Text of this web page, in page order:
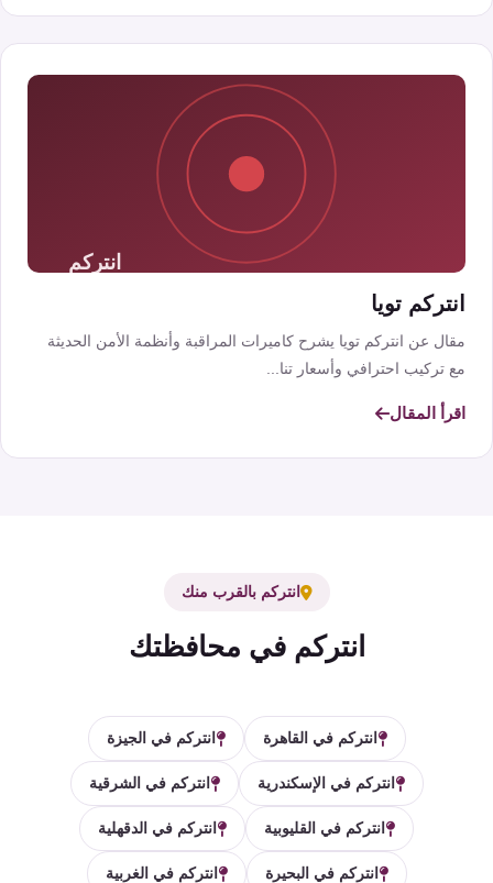
انتركم تويا
مقال عن انتركم تويا يشرح كاميرات المراقبة وأنظمة الأمن الحديثة
مع تركيب احترافي وأسعار تنا...
اقرأ المقال
انتركم بالقرب منك
انتركم في محافظتك
انتركم في القاهرة انتركم في الجيزة
انتركم في الإسكندرية انتركم في الشرقية
انتركم في القليوبية انتركم في الدقهلية
انتركم في البحيرة انتركم في الغربية